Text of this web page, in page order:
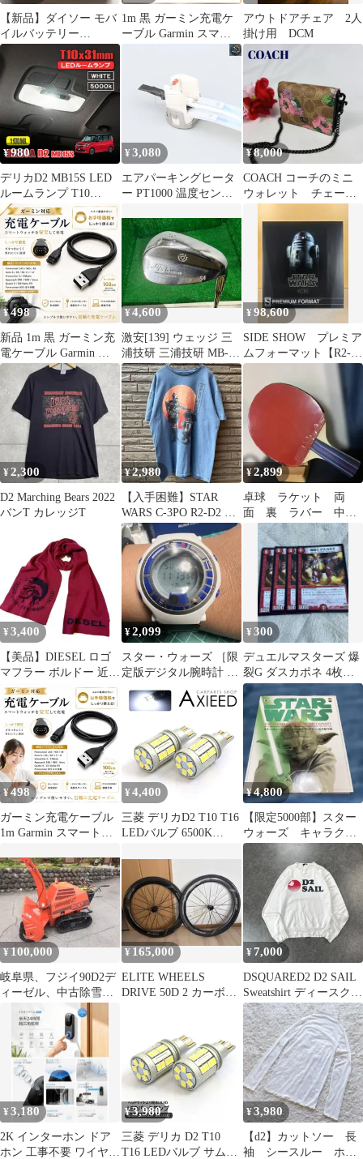
【新品】ダイソー モバ
イルバッテリー
5000mAh 黒 2個セッ
1m 黒 ガーミン充電ケ
ーブル Garmin スマー
トウォッチ 互換 充電器
充電コード 265 本体 ア
ダプター s70 ハブ
instinct メモリー ガーミ
アウトドアチェア 2人
掛け用 DCM
¥980
デリカD2 MB15S LED
ルームランプ T10
31mm ルームライト 室
内灯 リア 高輝度 LED
バルブ ホワイト 5000K
1個 内装 カスタム パー
ツ
¥3,080
エアパーキングヒータ
ー PT1000 温度センサ
ドセンサー
EBERSPACHER
WEBASTO D2 D4
2000W 5000W
¥8,000
COACH コーチのミニ
ウォレット チェーン
¥498
新品 1m 黒 ガーミン充
電ケーブル Garmin ス
マートウォッチ 互換 充
電器 データ送信 USB充
電器 充電コード 265 本
体 アダプター s70 ハブ
instinct メモリー edge
965 0411-M ガーミン
¥4,600
激安[139] ウェッジ 三
浦技研 三浦技研 MB-
5000WB/Dynamic
Gold/S200/54■和歌山
¥98,600
SIDE SHOW プレミア
ムフォーマット【R2-
D2】全高30㎝ 限定
品 新品
¥2,300
D2 Marching Bears 2022
バンT カレッジT
¥2,980
【入手困難】STAR
WARS C-3PO R2-D2 和
風デザイン M
¥2,899
卓球 ラケット 両
面 裏 ラバー 中ペ
ン 中国式 CS LOKI
D2 ピンポン
¥ 3,400
【美品】DIESEL ロゴ
マフラー ボルドー 近年
モデル 定価約25000円
¥2,099
スター・ウォーズ ［限
定版デジタル腕時計 ラ
ナ］※腕時計ベルト汎
用品（ジャンク品
¥300
デュエルマスターズ 爆
裂G ダスカポネ 4枚セ
ット
¥498
ガーミン充電ケーブル
1m Garmin スマートウ
ータ送信 USB充電器 充
電コード 265 本体 アダ
プター s70 ハブ instinct
メモリー edge ガーミン
¥ 4,400
三菱 デリカD2 T10 T16
LEDバルブ 6500K
クランプ 爆光 高輝度
サムスンチップ
5050SMD ホワイト 無
極性 車検対応 カスタム
電装パーツ
¥4,800
【限定5000部】スター
ウォーズ キャラクタ
ー＆クリーチャー 完
全保存版 希少
¥100,000
岐阜県、フジイ90D2デ
ィーゼル、中古除雪
機、機関好調です
¥ 165,000
ELITE WHEELS
DRIVE 50D 2 カーボン
¥ 7,000
DSQUARED2 D2 SAIL
Sweatshirt ディースクエ
アード スウェット トレ
ーナー クルーネック グ
ラフィック プリント ホ
ワイト USED加工 XL
大きいサイズ
¥3,180
2K インターホン ドア
ホン 工事不要 ワイヤレ
¥3,980
三菱 デリカ D2 T10
T16 LEDバルブ サムス
¥3,980
【d2】カットソー 長
袖 シースルー ホワ